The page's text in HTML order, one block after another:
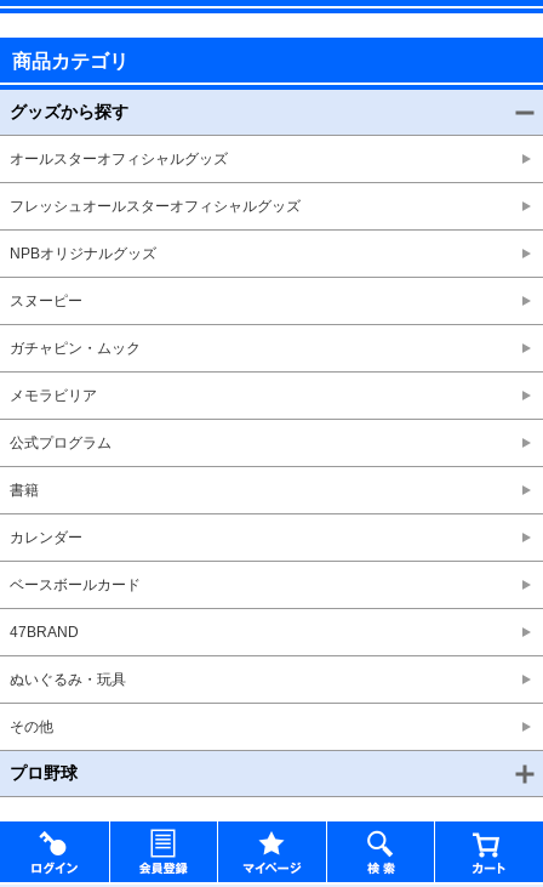
商品カテゴリ
グッズから探す
オールスターオフィシャルグッズ
フレッシュオールスターオフィシャルグッズ
NPBオリジナルグッズ
スヌーピー
ガチャピン・ムック
メモラビリア
公式プログラム
書籍
カレンダー
ベースボールカード
47BRAND
ぬいぐるみ・玩具
その他
プロ野球